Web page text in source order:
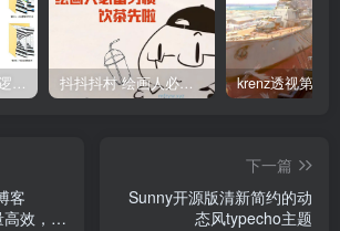
管郁生油画侠造型逻辑班第一期2019年5月【高清不缺课】 抖抖抖村 绘画人必备习惯2020【画质不错】
客
效，悦
下一篇
Sunny开源版清新简约的动
态风typecho主题